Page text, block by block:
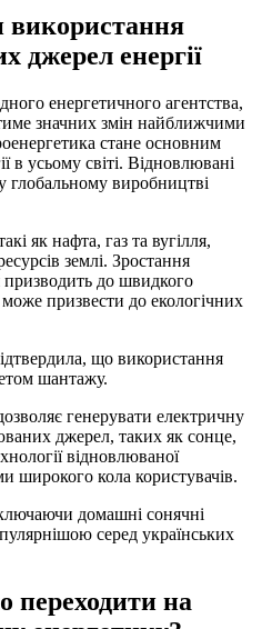
використання
джерел енергії
енергетичного агентства,
значних змін найближчими
стане основним
в усьому світі. Відновлювані
глобальному виробництві
як нафта, газ та вугілля,
землі. Зростання
до швидкого
призвести до екологічних
що використання
шантажу.
генерувати електричну
джерел, таких як сонце,
відновлюваної
широкого кола користувачів.
домашні сонячні
серед українських
переходити на